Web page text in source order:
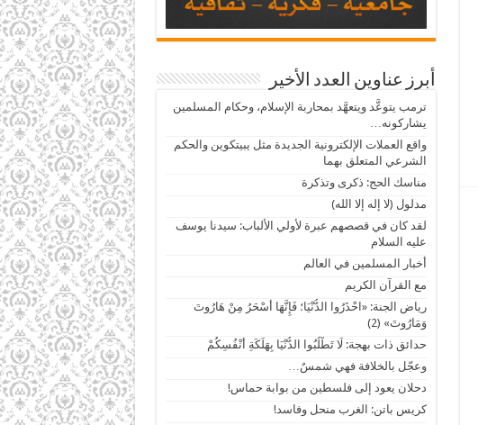
أبرز عناوين العدد الأخير
ترمب يتوعَّد ويتعهَّد بمحاربة الإسلام، وحكام المسلمين
يشاركونه…
واقع العملات الإلكترونية الجديدة مثل يبيتكوين والحكم
الشرعي المتعلق بهما
مناسك الحج: ذكرى وتذكرة
مدلول (لا إله إلا الله)
لقد كان في قصصهم عبرة لأولي الألباب: سيدنا يوسف
عليه السلام
أخبار المسلمين في العالم
مع القرآن الكريم
رياض الجنة: «احْذَرُوا الدُّنْيَا؛ فَإِنَّهَا أَسْحَرُ مِنْ هَارُوتَ
وَمَارُوتَ» (2)
حدائق ذات بهجة: لَا تَطْلُبُوا الدُّنْيَا بِهَلَكَةِ أَنْفُسِكُمْ
وعجّل بالخلافة فهي شمسٌ…
دحلان يعود إلى فلسطين من بوابة حماس!
كريس باتن: الغرب منحل وفاسد!